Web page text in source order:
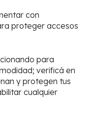
con
proteger accesos
para
verificá en
y protegen tus
cualquier